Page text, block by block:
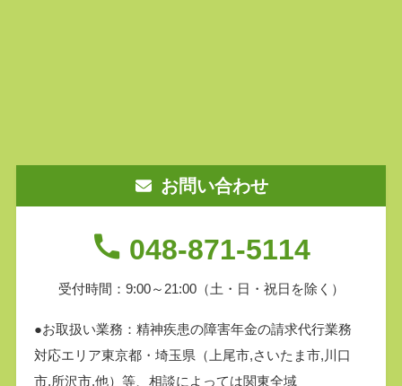
お問い合わせ
048-871-5114
受付時間：9:00～21:00（土・日・祝日を除く）
●お取扱い業務：精神疾患の障害年金の請求代行業務
対応エリア東京都・埼玉県（上尾市,さいたま市,川口
市,所沢市,他）等、相談によっては関東全域